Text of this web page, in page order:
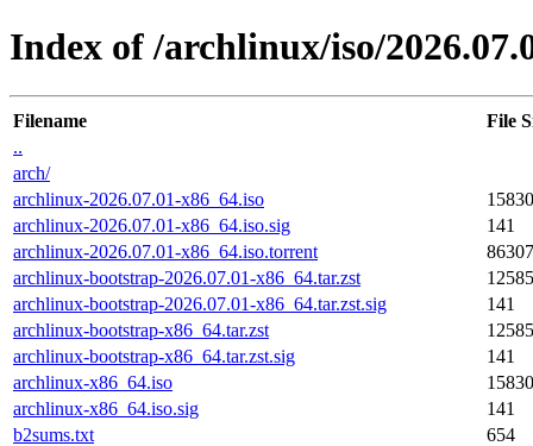
Index of /archlinux/iso/
Filename
File
..
arch/
archlinux-2026.07.01-x86_64.iso
archlinux-2026.07.01-x86_64.iso.sig
141
archlinux-2026.07.01-x86_64.iso.torrent
86307
archlinux-bootstrap-2026.07.01-x86_64.tar.zst
archlinux-bootstrap-2026.07.01-x86_64.tar.zst.sig
141
archlinux-bootstrap-x86_64.tar.zst
archlinux-bootstrap-x86_64.tar.zst.sig
141
archlinux-x86_64.iso
archlinux-x86_64.iso.sig
141
b2sums.txt
654